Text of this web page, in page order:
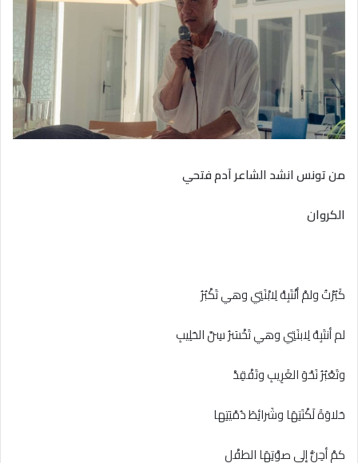
من تونس انشد الشاعر آدم فتحي
الكروان
كَبُرْتُ ولمْ أنْتَبِهْ لِابْنَتِي وهي تَكْبُرُ
لم أنتَبِهْ لِابنَتِي وهي تَخْسَرُ سِنَّ الحَلِيبِ
وتَعْبُرُ نَحْوَ الغَرِيبِ وتَفْقِدْ
حَلاوَةَ لَكْنَتِهَا وشَرائِطَ دُمْيَتِها
كمْ أحِنُّ إلى صوْتِهَا الطفْلِ